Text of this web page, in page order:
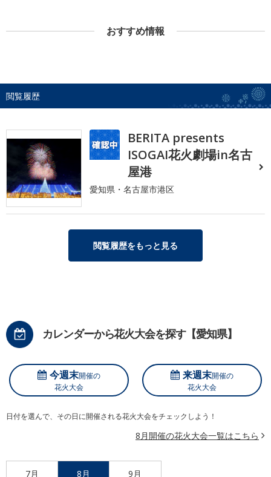
おすすめ情報
閲覧履歴
BERITA presents
ISOGAI花火劇場in名古
屋港
愛知県・名古屋市港区
閲覧履歴をもっと見る
カレンダーから花火大会を探す【愛知県】
今週末開催の
花火大会
来週末開催の
花火大会
日付を選んで、その日に開催される花火大会をチェックしよう！
8月開催の花火大会一覧はこちら
7月 8月 9月